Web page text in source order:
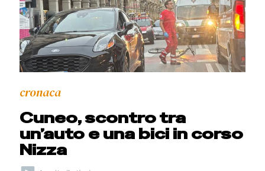
cronaca
Cuneo, scontro tra
un’auto e una bici in corso
Nizza